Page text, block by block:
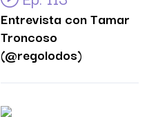
Entrevista con Tamar
Troncoso
(@regolodos)